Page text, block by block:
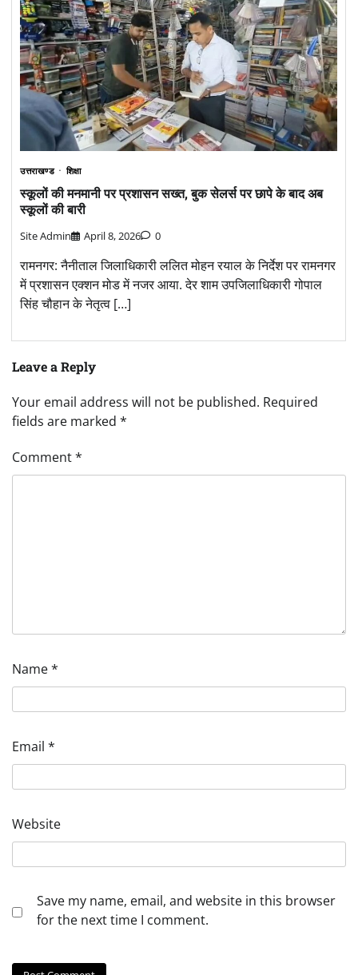
उत्तराखण्ड शिक्षा
स्कूलों की मनमानी पर प्रशासन सख्त, बुक सेलर्स पर छापे के बाद अब
स्कूलों की बारी
Site Admin April 8, 2026 0
रामनगर: नैनीताल जिलाधिकारी ललित मोहन रयाल के निर्देश पर रामनगर
में प्रशासन एक्शन मोड में नजर आया. देर शाम उपजिलाधिकारी गोपाल
सिंह चौहान के नेतृत्व […]
Leave a Reply
Your email address will not be published. Required
fields are marked *
Comment*
Name*
Email *
Website
Save my name, email, and website in this browser
for the next time I comment.